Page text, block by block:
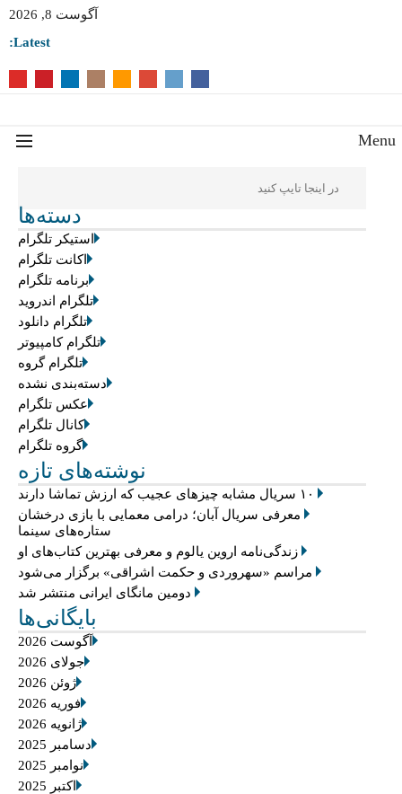
آگوست 8, 2026
Latest:
دسته‌ها
استیکر تلگرام
اکانت تلگرام
برنامه تلگرام
تلگرام اندروید
تلگرام دانلود
تلگرام کامپیوتر
تلگرام گروه
دسته‌بندی نشده
عکس تلگرام
کانال تلگرام
گروه تلگرام
نوشته‌های تازه
۱۰ سریال مشابه چیزهای عجیب که ارزش تماشا دارند
معرفی سریال آبان؛ درامی معمایی با بازی درخشان
ستاره‌های سینما
زندگی‌نامه اروین یالوم و معرفی بهترین کتاب‌های او
مراسم «سهروردی و حکمت اشراقی» برگزار می‌شود
دومین مانگای ایرانی منتشر شد
بایگانی‌ها
آگوست 2026
جولای 2026
ژوئن 2026
فوریه 2026
ژانویه 2026
دسامبر 2025
نوامبر 2025
اکتبر 2025